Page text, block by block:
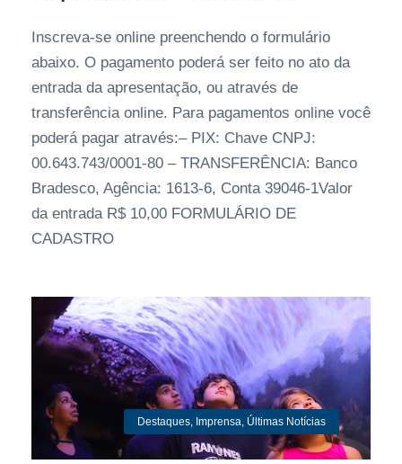
Inscreva-se online preenchendo o formulário
abaixo. O pagamento poderá ser feito no ato da
entrada da apresentação, ou através de
transferência online. Para pagamentos online você
poderá pagar através:– PIX: Chave CNPJ:
00.643.743/0001-80 – TRANSFERÊNCIA: Banco
Bradesco, Agência: 1613-6, Conta 39046-1Valor
da entrada R$ 10,00 FORMULÁRIO DE
CADASTRO
Destaques, Imprensa, Últimas Notícias